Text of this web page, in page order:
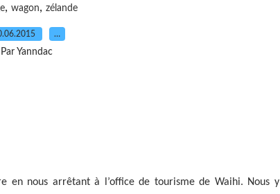
, wagon, zélande
…
Par Yanndac
en nous arrêtant à l’office de tourisme de Waihi. Nous y